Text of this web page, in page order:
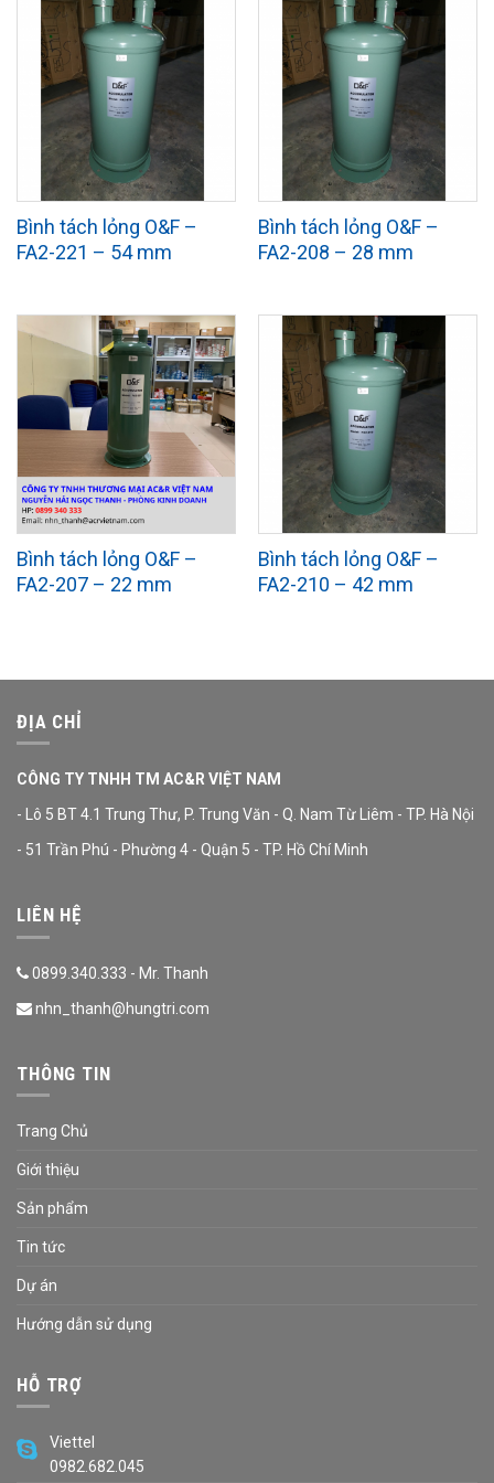
Bình tách lỏng O&F –
FA2-221 – 54 mm
Bình tách lỏng O&F –
FA2-208 – 28 mm
Bình tách lỏng O&F –
FA2-207 – 22 mm
Bình tách lỏng O&F –
FA2-210 – 42 mm
ĐỊA CHỈ
CÔNG TY TNHH TM AC&R VIỆT NAM
- Lô 5 BT 4.1 Trung Thư, P. Trung Văn - Q. Nam Từ Liêm - TP. Hà Nội
- 51 Trần Phú - Phường 4 - Quận 5 - TP. Hồ Chí Minh
LIÊN HỆ
0899.340.333 - Mr. Thanh
nhn_thanh@hungtri.com
THÔNG TIN
Trang Chủ
Giới thiệu
Sản phẩm
Tin tức
Dự án
Hướng dẫn sử dụng
HỖ TRỢ
Viettel
0982.682.045